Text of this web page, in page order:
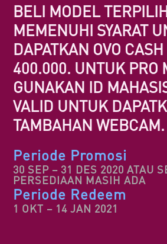
BELI MODEL
MEMENUHI SYARAT
DAPATKAN OVO
400.000. UNTUK PRO
GUNAKAN ID
VALID UNTUK
TAMBAHAN WEBCAM.
Periode Promosi
30 SEP – 31 DES 2020 ATAU
PERSEDIAAN MASIH ADA
Periode Redeem
1 OKT – 14 JAN 2021